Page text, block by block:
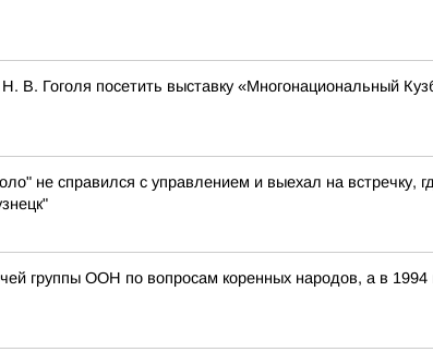
В. Гоголя посетить выставку «Многонациональный
не справился с управлением и выехал на встречку,
группы ООН по вопросам коренных народов, а в